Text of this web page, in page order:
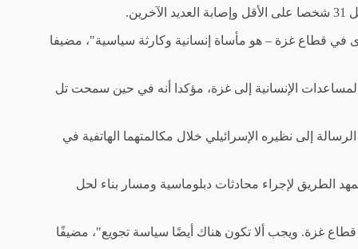
قطاع غزة – هو مأساة إنسانية وكارثة سياسية"، مضيفا
المساعدات الإنسانية إلى غزة، مؤكدا أنه في حين سمحت تل
إلى نظيره الإسرائيلي خلال مكالمتهما الهاتفية في
الطريق لإجراء محادثات دبلوماسية ومسار بناء لحل
غزة. ويجب ألا تكون هناك أيضًا سياسة تجويع"، مضيفًا